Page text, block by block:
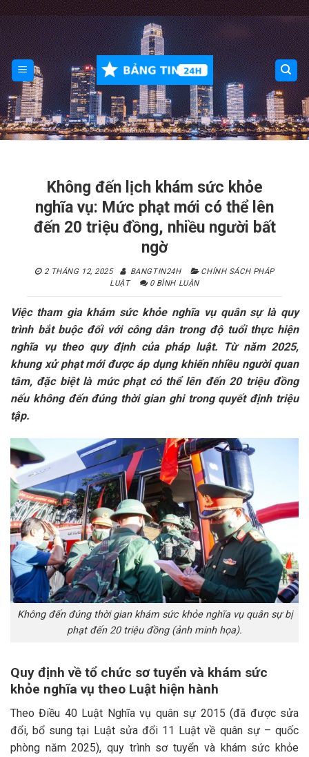
Skip
to
content
Không đến lịch khám sức khỏe
nghĩa vụ: Mức phạt mới có thể lên
đến 20 triệu đồng, nhiều người bất
ngờ
2 THÁNG 12, 2025 BANGTIN24H
CHÍNH SÁCH PHÁP
LUẬT
0 BÌNH LUẬN
Việc tham gia khám sức khỏe nghĩa vụ quân sự là quy
trình bắt buộc đối với công dân trong độ tuổi thực hiện
nghĩa vụ theo quy định của pháp luật. Từ năm 2025,
khung xử phạt mới được áp dụng khiến nhiều người quan
tâm, đặc biệt là mức phạt có thể lên đến 20 triệu đồng
nếu không đến đúng thời gian ghi trong quyết định triệu
tập.
Không đến đúng thời gian khám sức khỏe nghĩa vụ quân sự bị
phạt đến 20 triệu đồng (ảnh minh họa).
Quy định về tổ chức sơ tuyển và khám sức
khỏe nghĩa vụ theo Luật hiện hành
Theo Điều 40 Luật Nghĩa vụ quân sự 2015 (đã được sửa
đổi, bổ sung tại Luật sửa đổi 11 Luật về quân sự – quốc
phòng năm 2025), quy trình sơ tuyển và khám sức khỏe